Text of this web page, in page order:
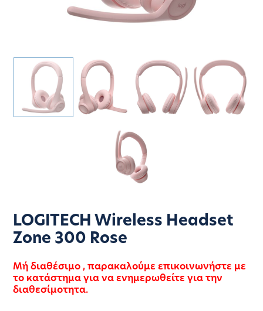
LOGITECH Wireless Headset
Zone 300 Rose
Μή διαθέσιμο , παρακαλούμε επικοινωνήστε με
το κατάστημα για να ενημερωθείτε για την
διαθεσίμοτητα.